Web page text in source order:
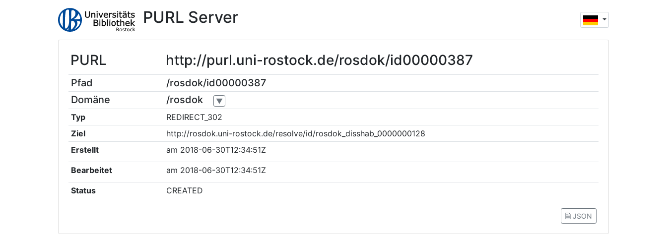
PURL Server
PURL http://purl.uni-rostock.de/rosdok/id00000387
Pfad
/rosdok/id00000387
Domäne
/rosdok ▼
Typ
REDIRECT_302
Ziel
http://rosdok.uni-rostock.de/resolve/id/rosdok_disshab_0000000128
Erstellt
am 2018-06-30T12:34:51Z
Bearbeitet am 2018-06-30T12:34:51Z
Status CREATED
🗎 JSON